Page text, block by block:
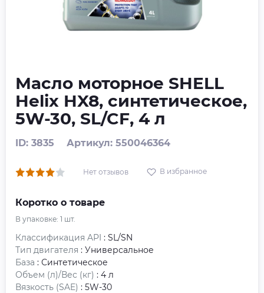
Масло моторное SHELL
Helix HX8, синтетическое,
5W-30, SL/CF, 4 л
ID: 3835 Артикул: 550046364
Нет отзывов В избранное
Коротко о товаре
В упаковке: 1 шт.
Классификация API : SL/SN
Тип двигателя : Универсальное
База : Синтетическое
Объем (л)/Вес (кг) : 4 л
Вязкость (SAE) : 5W-30